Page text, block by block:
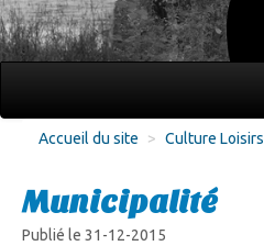
Culture Loisirs
Accueil du site > Culture Loisirs
Municipalité
Publié le 31-12-2015